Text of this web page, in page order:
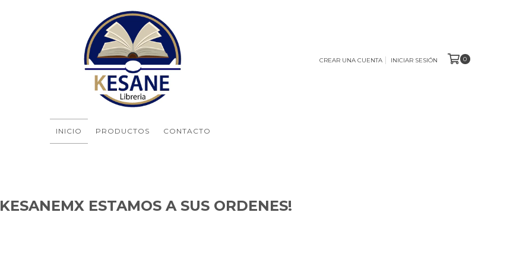
CREAR UNA CUENTA INICIAR SESIÓN 0
INICIO PRODUCTOS CONTACTO
ESTAMOS A SUS ORDENES!